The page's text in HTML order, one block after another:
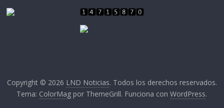
Copyright © 2026 LND Noticias. Todos los derechos reservados.
Tema: ColorMag por ThemeGrill. Funciona conWordPress.